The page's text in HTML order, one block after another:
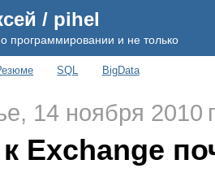
/ pihel
программировании и не только
SQL BigData
14 ноября 2010
Exchange